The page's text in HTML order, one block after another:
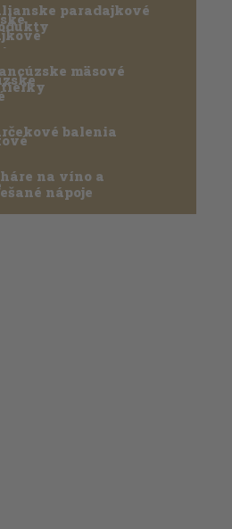
paradajkové
mäsové
balenia
na víno a
nápoje